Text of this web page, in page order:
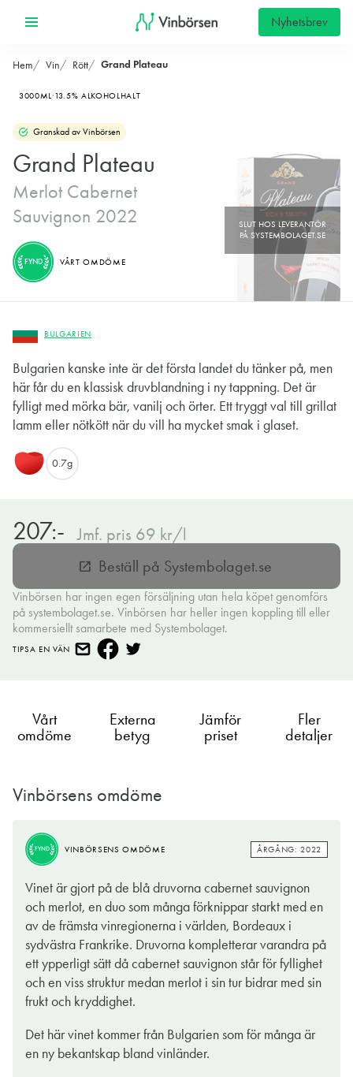
Nyhetsbrev
Hem Vin Rött Grand Plateau
3000ML 13.5% ALKOHOLHALT
Granskad av Vinbörsen
Grand Plateau
Merlot Cabernet
Sauvignon 2022
BULGARIEN
Bulgarien kanske inte är det första landet du tänker på, men
här får du en klassisk druvblandning i ny tappning. Det är
fylligt med mörka bär, vanilj och örter. Ett tryggt val till grillat
lamm eller nötkött när du vill ha mycket smak i glaset.
FYND VÅRT OMDÖME
0.7g
207:- Jmf. pris 69 kr/l
open_in_new Beställ på Systembolaget.se
Vinbörsen har ingen egen försäljning utan hela köpet genomförs
på systembolaget.se. Vinbörsen har heller ingen koppling till eller
kommersiellt samarbete med Systembolaget.
TIPSA EN VÄN
Vårt
omdöme
Externa
betyg
Jämför
priset
Fler
detaljer
Vinbörsens omdöme
FYND VINBÖRSENS OMDÖME ÅRGÅNG: 2022
Vinet är gjort på de blå druvorna cabernet sauvignon
och merlot, en duo som många förknippar starkt med en
av de främsta vinregionerna i världen, Bordeaux i
sydvästra Frankrike. Druvorna kompletterar varandra på
ett ypperligt sätt då cabernet sauvignon står för fyllighet
och en viss struktur medan merlot i sin tur bidrar med sin
frukt och kryddighet.
Det här vinet kommer från Bulgarien som för många är
en ny bekantskap bland vinländer.